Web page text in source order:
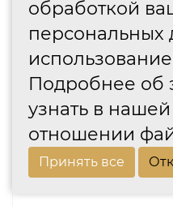
обработкой
персональных
Подробнее об
узнать в нашей
отношении
Принять все